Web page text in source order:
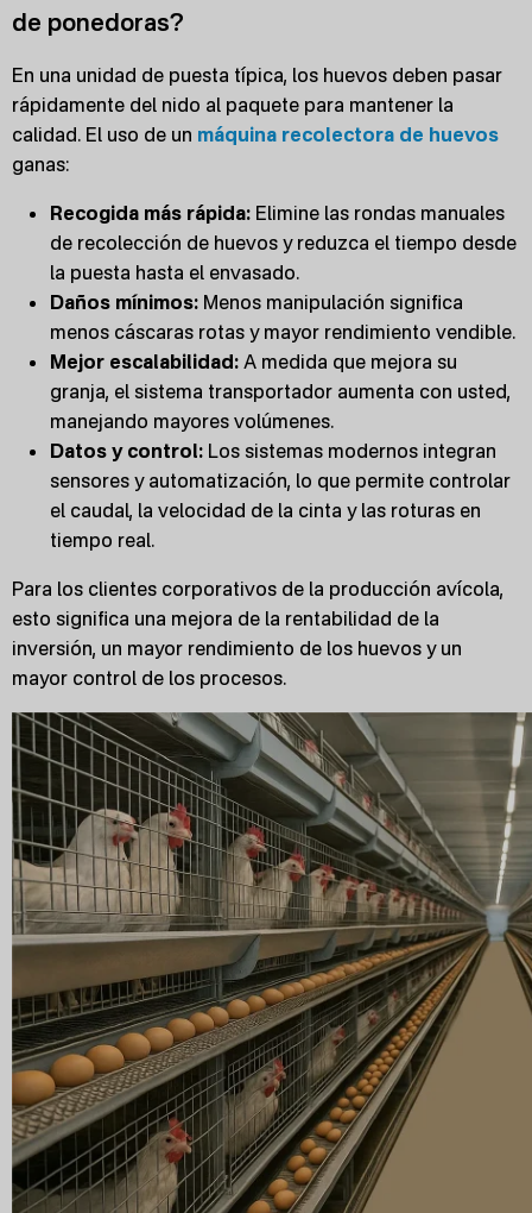
de ponedoras?
En una unidad de puesta típica, los huevos deben pasar
rápidamente del nido al paquete para mantener la
calidad. El uso de un máquina recolectora de huevos
ganas:
Recogida más rápida: Elimine las rondas manuales
de recolección de huevos y reduzca el tiempo desde
la puesta hasta el envasado.
Daños mínimos: Menos manipulación significa
menos cáscaras rotas y mayor rendimiento vendible.
Mejor escalabilidad: A medida que mejora su
granja, el sistema transportador aumenta con usted,
manejando mayores volúmenes.
Datos y control: Los sistemas modernos integran
sensores y automatización, lo que permite controlar
el caudal, la velocidad de la cinta y las roturas en
tiempo real.
Para los clientes corporativos de la producción avícola,
esto significa una mejora de la rentabilidad de la
inversión, un mayor rendimiento de los huevos y un
mayor control de los procesos.